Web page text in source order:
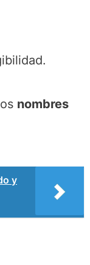
nombres
y